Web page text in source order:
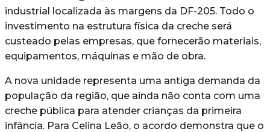
industrial localizada às margens da DF-205. Todo o
investimento na estrutura física da creche será
custeado pelas empresas, que fornecerão materiais,
equipamentos, máquinas e mão de obra.
A nova unidade representa uma antiga demanda da
população da região, que ainda não conta com uma
creche pública para atender crianças da primeira
infância. Para Celina Leão, o acordo demonstra que o